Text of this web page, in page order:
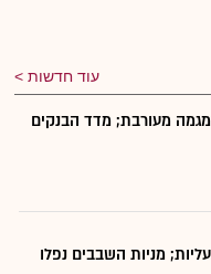
עוד חדשות
מעורבת; מדד הבנקים
מניות השבבים נפלו